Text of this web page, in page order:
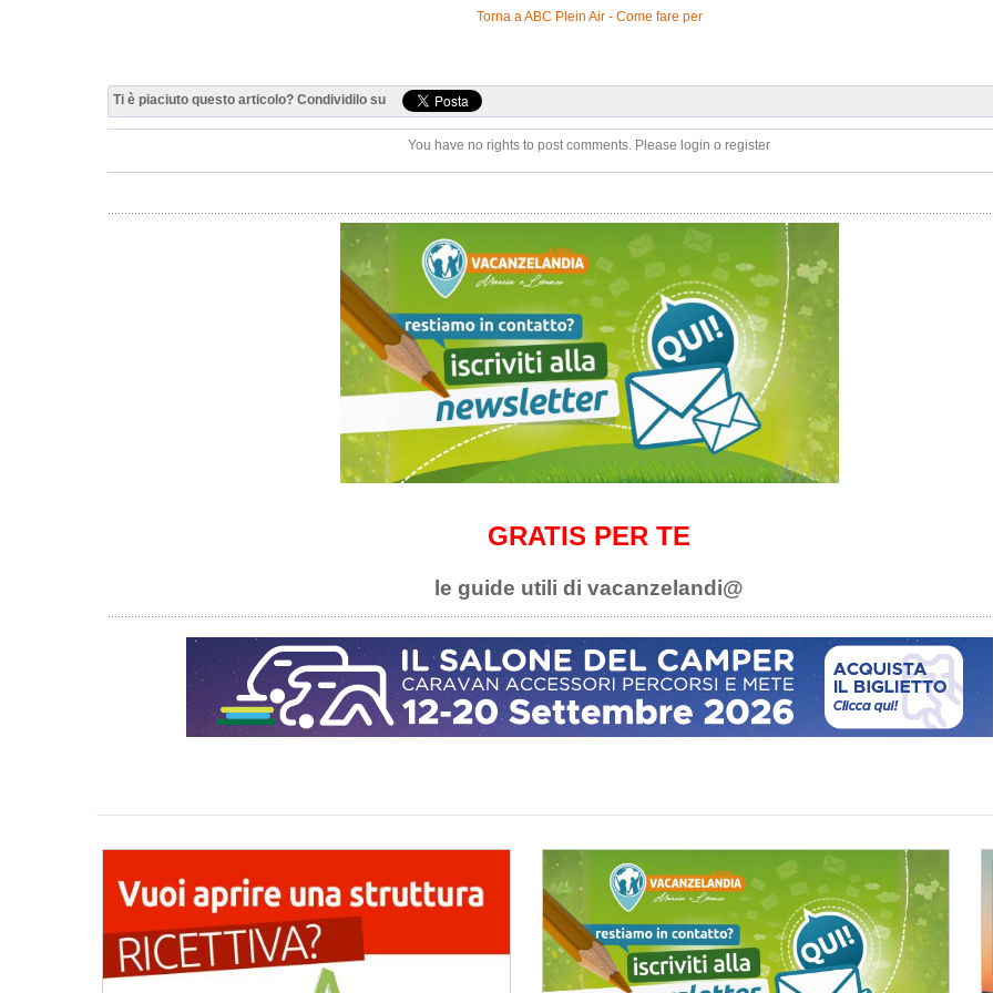
Torna a ABC Plein Air - Come fare per
Ti è piaciuto questo articolo? Condividilo su
You have no rights to post comments. Please login o register
GRATIS PER TE
le guide utili di vacanzelandi@